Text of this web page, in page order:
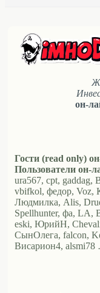
он-
Гости (read only)
Пользователи он-
ura567, cpt, gaddag,
vbifkol, федор, Voz,
Людмилка, Alis,
Spellhunter, фа, LA,
eski, ЮрийН,
СынОлега, falcon,
Висариoн4,